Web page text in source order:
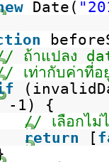
Date(
ถ้าแปลง
เท่ากับค่าที่
-1) {
// เลือกไม่
return [